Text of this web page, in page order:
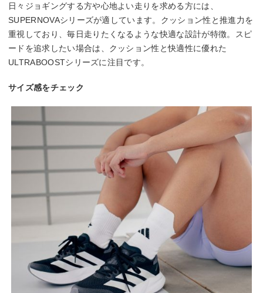
日々ジョギングする方や心地よい走りを求める方には、
SUPERNOVAシリーズが適しています。クッション性と推進力を
重視しており、毎日走りたくなるような快適な設計が特徴。スピ
ードを追求したい場合は、クッション性と快適性に優れた
ULTRABOOSTシリーズに注目です。
サイズ感をチェック